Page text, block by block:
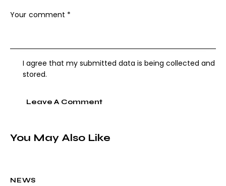
I agree that my submitted data is being collected and
stored.
You May Also Like
NEWS